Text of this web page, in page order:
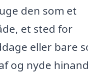
den som et
et sted for
eller bare
og nyde